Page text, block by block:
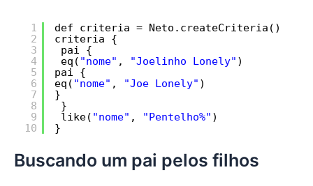
1
2
3
4
5
6
7
8
9
10
def criteria = Neto.createCriteria()
criteria {
pai {
eq( "nome" , "Joelinho Lonely" )
pai {
eq( "nome" , "Joe Lonely" )
}
}
like( "nome" , "Pentelho%" )
}
Buscando um pai pelos filhos